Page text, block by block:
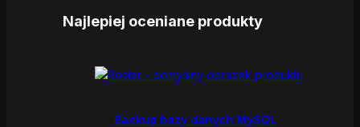
Najlepiej oceniane produkty
Backup bazy danych MySQL